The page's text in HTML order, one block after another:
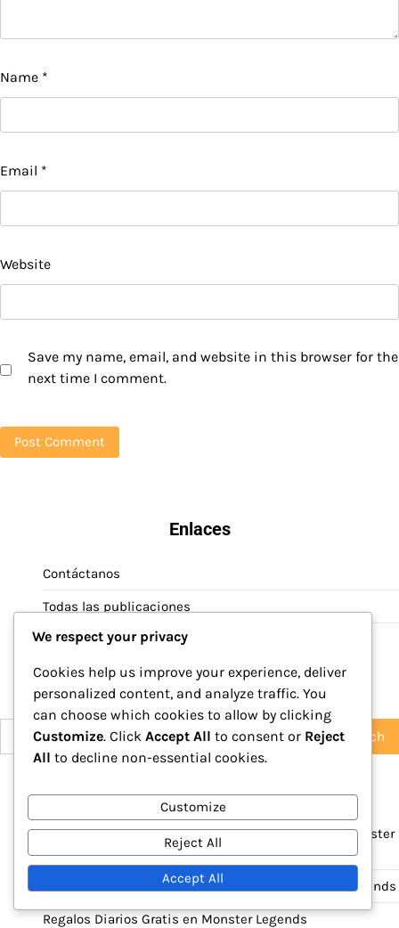
Name *
Email *
Website
Save my name, email, and website in this browser for the
next time I comment.
Enlaces
Contáctanos
Todas las publicaciones
Acerca de
Buscar
Search
for:
Categorías
Rachas de Recompensas por Inicio de Sesión en Monster
Legends
Recompensas gratuitas reclamables en Monster Legends
Regalos Diarios Gratis en Monster Legends
We respect your privacy
Cookies help us improve your experience, deliver
personalized content, and analyze traffic. You
can choose which cookies to allow by clicking
Customize. Click Accept All to consent or Reject
All to decline non-essential cookies.
Customize
Reject All
Accept All